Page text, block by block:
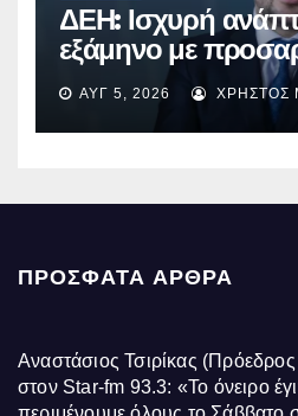
ΔΕΗ: Ισχυρή
εξάμηνο με
EBITDA στα €1,2
ΑΥΓ 5, 2026 ΧΡΉΣΤΟΣ
ΠΡΌΣΦΑΤΑ ΆΡΘΡΑ
Αναστάσιος Τσιρίκας
στον Star-fm 93.3: «Το όνειρο